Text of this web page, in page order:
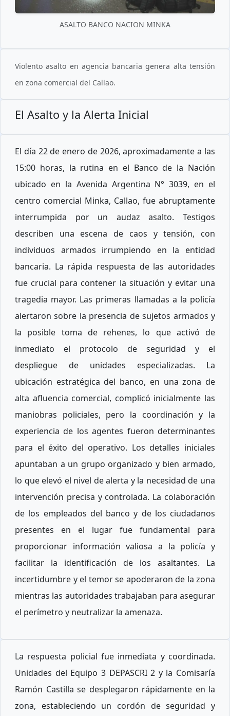
ASALTO BANCO NACION MINKA
Violento asalto en agencia bancaria genera alta tensión
en zona comercial del Callao.
El Asalto y la Alerta Inicial
El día 22 de enero de 2026, aproximadamente a las
15:00 horas, la rutina en el Banco de la Nación
ubicado en la Avenida Argentina N° 3039, en el
centro comercial Minka, Callao, fue abruptamente
interrumpida por un audaz asalto. Testigos
describen una escena de caos y tensión, con
individuos armados irrumpiendo en la entidad
bancaria. La rápida respuesta de las autoridades
fue crucial para contener la situación y evitar una
tragedia mayor. Las primeras llamadas a la policía
alertaron sobre la presencia de sujetos armados y
la posible toma de rehenes, lo que activó de
inmediato el protocolo de seguridad y el
despliegue de unidades especializadas. La
ubicación estratégica del banco, en una zona de
alta afluencia comercial, complicó inicialmente las
maniobras policiales, pero la coordinación y la
experiencia de los agentes fueron determinantes
para el éxito del operativo. Los detalles iniciales
apuntaban a un grupo organizado y bien armado,
lo que elevó el nivel de alerta y la necesidad de una
intervención precisa y controlada. La colaboración
de los empleados del banco y de los ciudadanos
presentes en el lugar fue fundamental para
proporcionar información valiosa a la policía y
facilitar la identificación de los asaltantes. La
incertidumbre y el temor se apoderaron de la zona
mientras las autoridades trabajaban para asegurar
el perímetro y neutralizar la amenaza.
La respuesta policial fue inmediata y coordinada.
Unidades del Equipo 3 DEPASCRI 2 y la Comisaría
Ramón Castilla se desplegaron rápidamente en la
zona, estableciendo un cordón de seguridad y